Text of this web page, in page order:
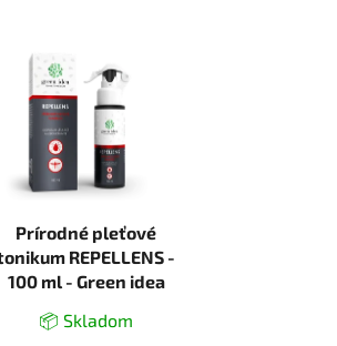
Prírodné pleťové
REPELLENS -
100 ml - Green idea
📦 Skladom